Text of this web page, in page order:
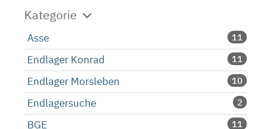
Kategorie
Asse 11
Endlager Konrad 11
Endlager Morsleben 10
Endlagersuche 2
BGE 11